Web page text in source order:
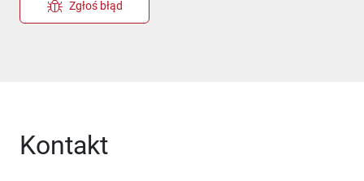
Zgłoś błąd
Kontakt